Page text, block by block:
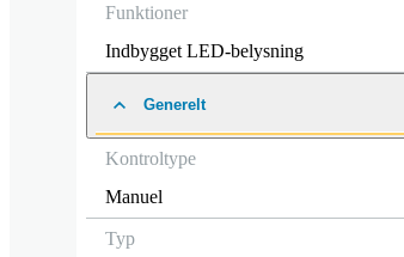
Funktioner
Indbygget LED-belysning
Generelt
Kontroltype
Manuel
Typ